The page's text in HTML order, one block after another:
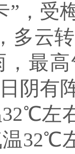
”，受
多云
，最
阴有
左
32℃